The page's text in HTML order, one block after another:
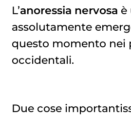
L’anoressia nervosa è
assolutamente
questo momento nei
occidentali.
Due cose